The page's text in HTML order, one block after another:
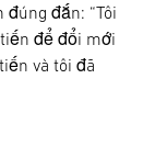
đắn: “Tôi
để đổi mới
và tôi đã